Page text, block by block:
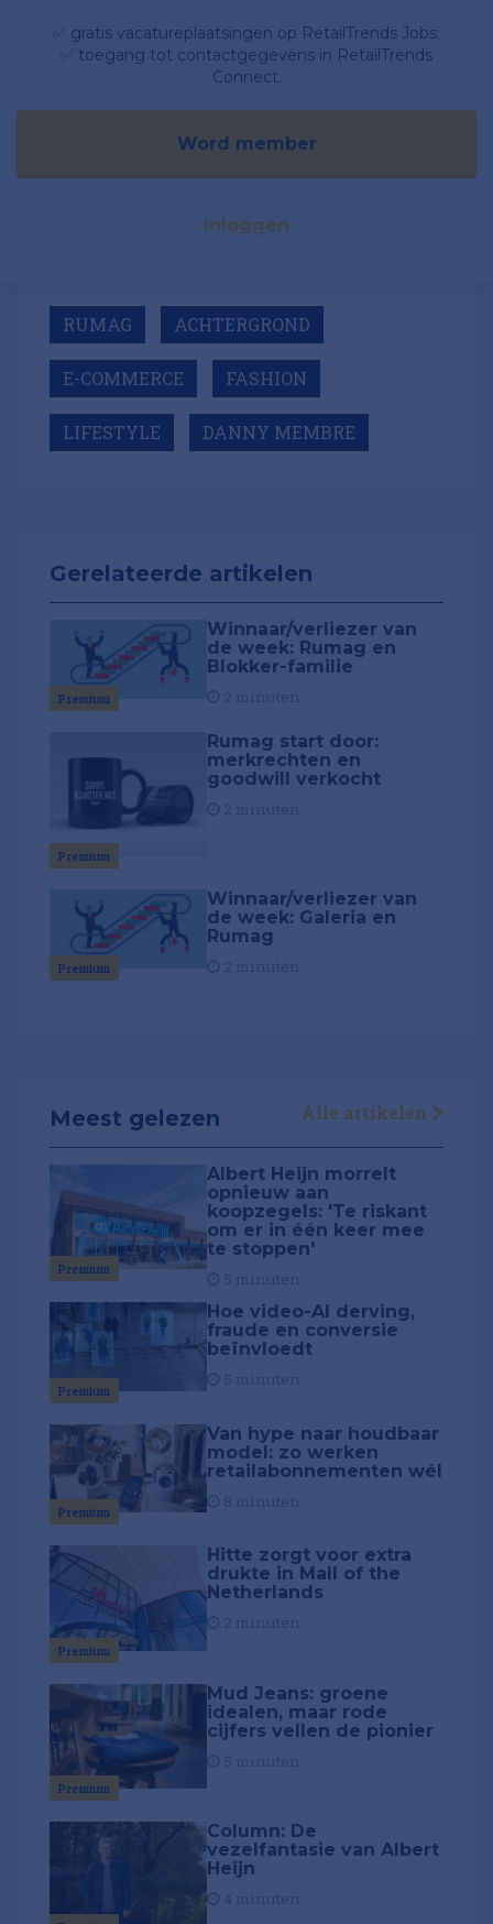
✅ gratis vacatureplaatsingen op RetailTrends Jobs;
✅ toegang tot contactgegevens in RetailTrends
Connect.
Word member
Inloggen
RUMAG ACHTERGROND
E-COMMERCE FASHION
LIFESTYLE DANNY MEMBRE
Gerelateerde artikelen
Premium
Winnaar/verliezer van
de week: Rumag en
Blokker-familie
Premium
Rumag start door:
merkrechten en
goodwill verkocht
Premium
Winnaar/verliezer van
de week: Galeria en
Rumag
Meest gelezen Alle artikelen
Premium
Albert Heijn morrelt
opnieuw aan
koopzegels: 'Te riskant
om er in één keer mee
te stoppen'
Premium
Hoe video-AI derving,
fraude en conversie
beïnvloedt
Premium
Van hype naar houdbaar
model: zo werken
retailabonnementen wél
Premium
Hitte zorgt voor extra
drukte in Mall of the
Netherlands
Premium
Mud Jeans: groene
idealen, maar rode
cijfers vellen de pionier
Column: De
vezelfantasie van Albert
Heijn